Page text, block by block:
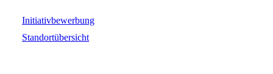
Initiativbewerbung
Standortübersicht